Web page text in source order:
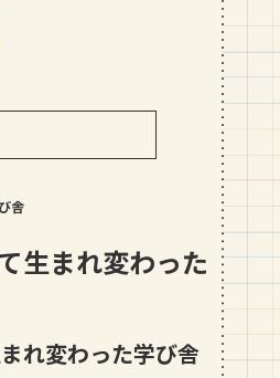
形県ラーメン人気店
ング付き
舎
生まれ変わった
れ変わった学び舎